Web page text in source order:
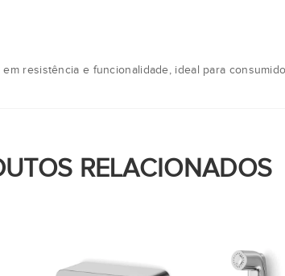
em resistência e funcionalidade, ideal para
RELACIONADOS